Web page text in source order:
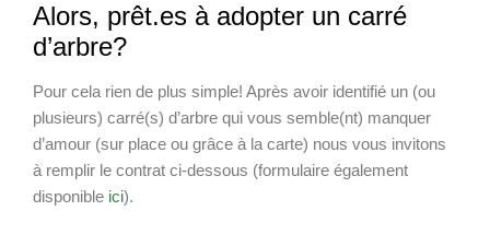
Alors, prêt.es à adopter un carré
d’arbre?
Pour cela rien de plus simple! Après avoir identifié un (ou
plusieurs) carré(s) d’arbre qui vous semble(nt) manquer
d’amour (sur place ou grâce à la carte) nous vous invitons
à remplir le contrat ci-dessous (formulaire également
disponible ici).